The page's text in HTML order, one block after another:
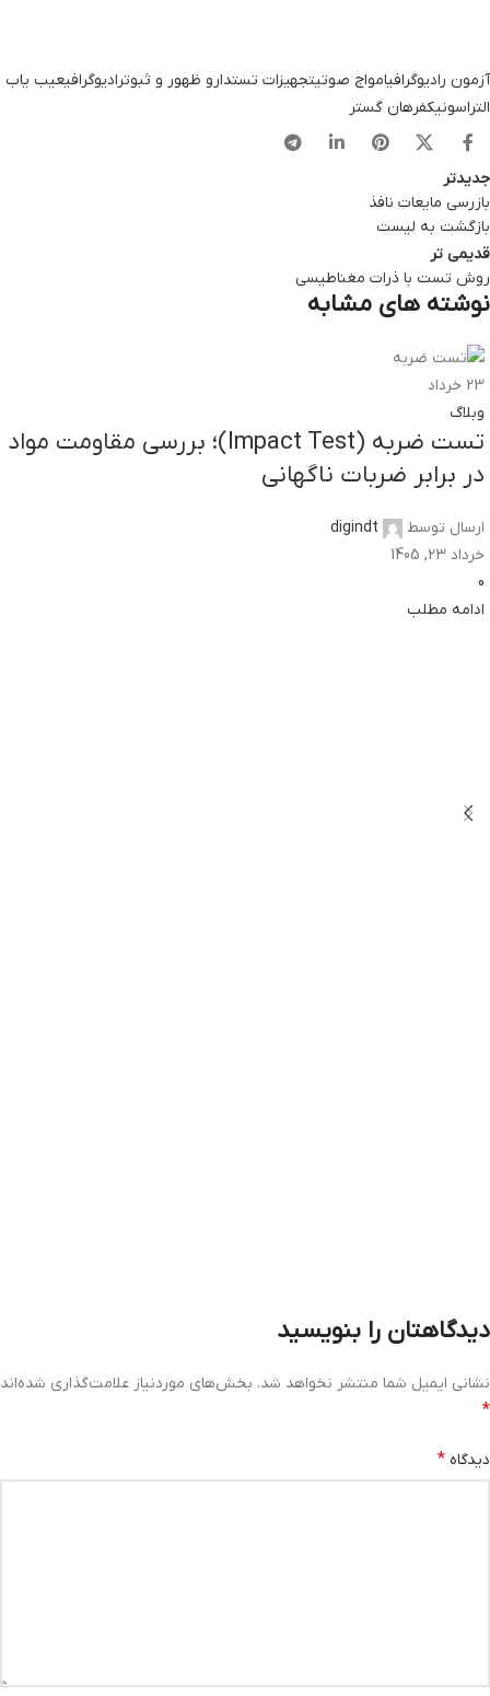
آزمون رادیوگرافیامواج صوتیتجهیزات تستدارو ظهور و ثبوترادیوگرافیعیب یاب
التراسونیکفرهان گستر
جدیدتر
بازرسی مایعات نافذ
بازگشت به لیست
قدیمی تر
روش تست با ذرات مغناطیسی
نوشته های مشابه
23 خرداد
وبلاگ
تست ضربه (Impact Test)؛ بررسی مقاومت مواد
در برابر ضربات ناگهانی
ارسال توسط
digindt
خرداد 23, 1405
0
ادامه مطلب
دیدگاهتان را بنویسید
نشانی ایمیل شما منتشر نخواهد شد. بخش‌های موردنیاز علامت‌گذاری شده‌اند
*
دیدگاه *